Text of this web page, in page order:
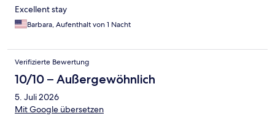
Excellent stay
Barbara, Aufenthalt von 1 Nacht
Verifizierte Bewertung
10/10 – Außergewöhnlich
5. Juli 2026
Mit Google übersetzen